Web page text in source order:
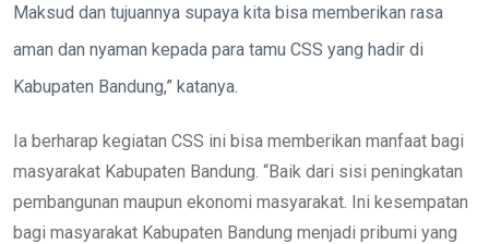
Maksud dan tujuannya supaya kita bisa memberikan rasa
aman dan nyaman kepada para tamu CSS yang hadir di
Kabupaten Bandung,” katanya.
Ia berharap kegiatan CSS ini bisa memberikan manfaat bagi
masyarakat Kabupaten Bandung. “Baik dari sisi peningkatan
pembangunan maupun ekonomi masyarakat. Ini kesempatan
bagi masyarakat Kabupaten Bandung menjadi pribumi yang